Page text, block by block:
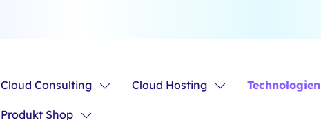
Cloud Consulting Cloud Hosting Technologien
Produkt Shop